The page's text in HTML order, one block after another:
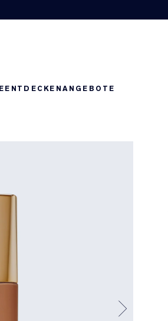
ENTDECKENANGEBOTE